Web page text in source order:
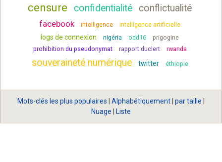
censure confidentialité conflictualité
facebook intelligence intelligence artificielle
logs de connexion nigéria odd16
prigogine
prohibition du pseudonymat
rapport duclert rwanda
souveraineté numérique twitter éthiopie
Mots-clés les plus populaires | Alphabétiquement| par taille |
Nuage | Liste